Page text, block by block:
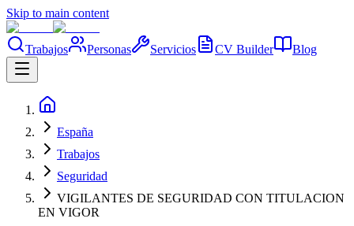
Skip to main content
Trabajos Personas Servicios CV Builder Blog
España
Trabajos
Seguridad
VIGILANTES DE SEGURIDAD CON TITULACION
EN VIGOR